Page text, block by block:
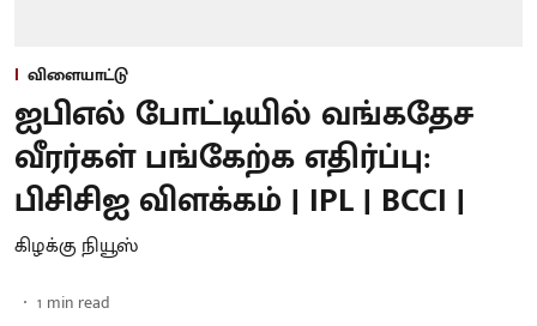
விளையாட்டு
ஐபிஎல் போட்டியில் வங்கதேச
வீரர்கள் பங்கேற்க எதிர்ப்பு:
பிசிசிஐ விளக்கம் | IPL | BCCI |
கிழக்கு நியூஸ்
1 min read